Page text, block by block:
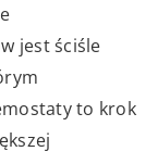
jest ściśle
to krok